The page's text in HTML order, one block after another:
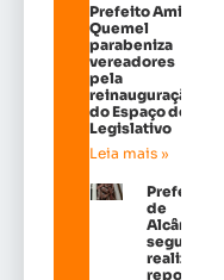
Prefeito Amin
Quemel
parabeniza
vereadores
pela
reinauguração
do Espaço do
Legislativo
Leia mais »
Prefeitura
de
Alcântara
segue
realizando
reposição